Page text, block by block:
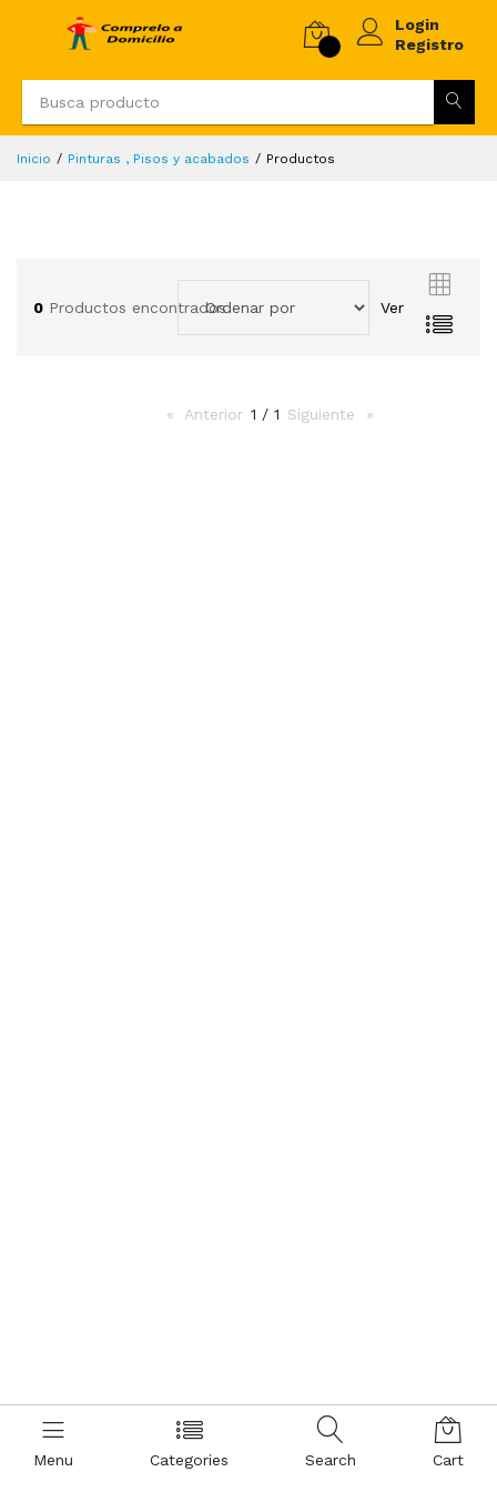
Login
Registro
Menu Categories Search Cart
Inicio Pinturas , Pisos y acabados Productos
0 Productos encontrados Ver
Anterior page
1 / 1 Siguiente page